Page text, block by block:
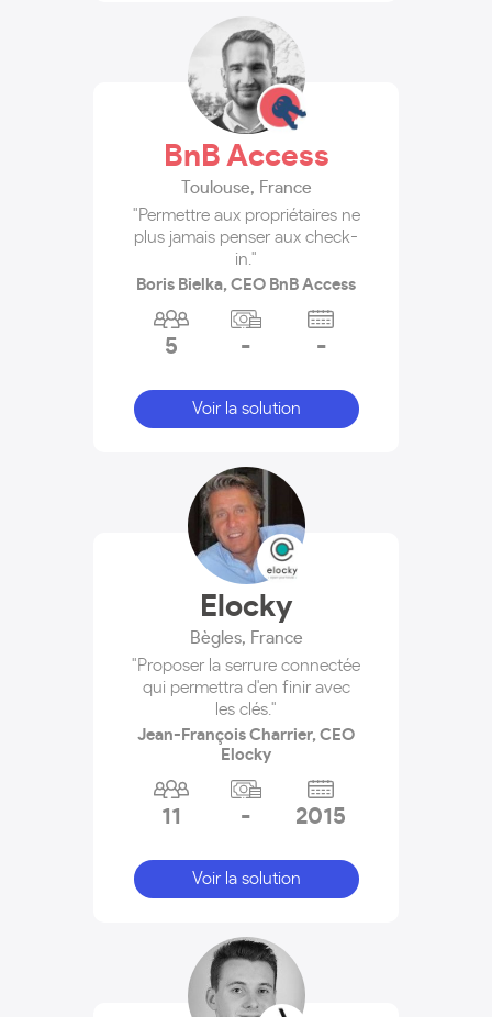
BnB Access
Toulouse, France
"Permettre aux propriétaires ne
plus jamais penser aux check-
in."
Boris Bielka, CEO BnB Access
5 - -
Voir la solution
Elocky
Bègles, France
"Proposer la serrure connectée
qui permettra d'en finir avec
les clés."
Jean-François Charrier, CEO
Elocky
11 - 2015
Voir la solution